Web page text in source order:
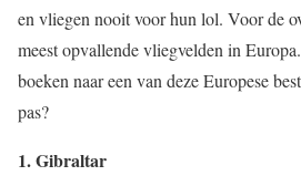
en vliegen nooit voor hun lol. Voor de
meest opvallende vliegvelden in
boeken naar een van deze Europese
pas?
1. Gibraltar